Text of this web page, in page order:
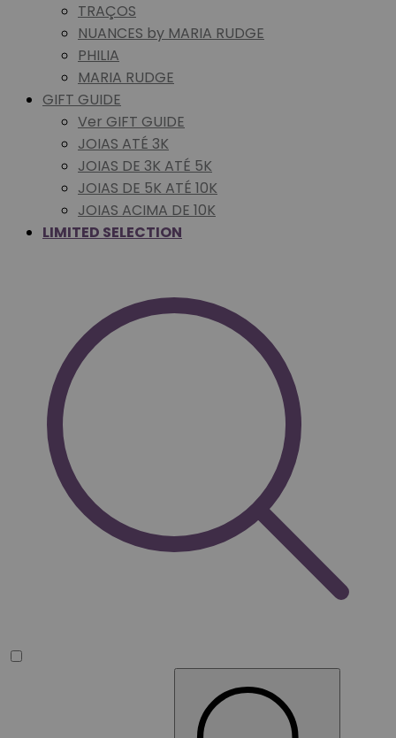
TRAÇOS
NUANCES by MARIA RUDGE
PHILIA
MARIA RUDGE
GIFT GUIDE
Ver GIFT GUIDE
JOIAS ATÉ 3K
JOIAS DE 3K ATÉ 5K
JOIAS DE 5K ATÉ 10K
JOIAS ACIMA DE 10K
LIMITED SELECTION